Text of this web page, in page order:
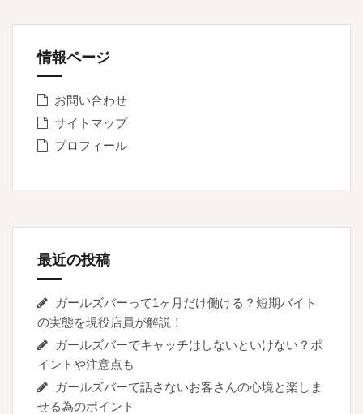
情報ページ
お問い合わせ
サイトマップ
プロフィール
最近の投稿
ガールズバーって1ヶ月だけ働ける？短期バイト
の実態を現役店員が解説！
ガールズバーでキャッチはしないといけない？ポ
イントや注意点も
ガールズバーで話さないお客さんの心境と楽しま
せる為のポイント